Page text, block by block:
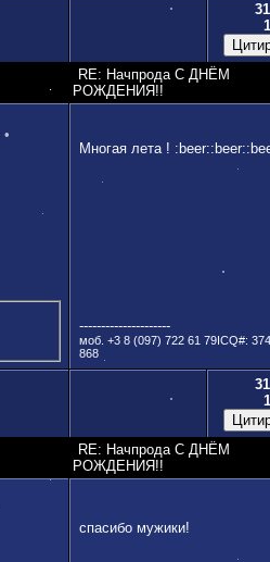
RE: Начпрода С ДНЁМ
РОЖДЕНИЯ!!
•
Многая лета !
---------------------
моб. +3 8 (097) 722 61 79ICQ#:
868
RE: Начпрода С ДНЁМ
РОЖДЕНИЯ!!
спасибо мужики!